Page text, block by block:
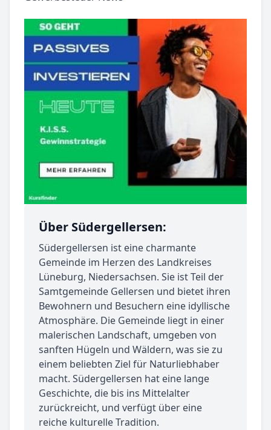
Über Südergellersen:
Südergellersen ist eine charmante
Gemeinde im Herzen des Landkreises
Lüneburg, Niedersachsen. Sie ist Teil der
Samtgemeinde Gellersen und bietet ihren
Bewohnern und Besuchern eine idyllische
Atmosphäre. Die Gemeinde liegt in einer
malerischen Landschaft, umgeben von
sanften Hügeln und Wäldern, was sie zu
einem beliebten Ziel für Naturliebhaber
macht. Südergellersen hat eine lange
Geschichte, die bis ins Mittelalter
zurückreicht, und verfügt über eine
reiche kulturelle Tradition.